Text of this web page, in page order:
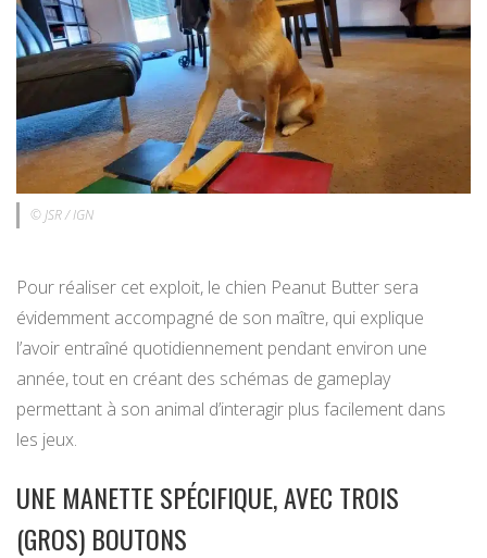
© JSR / IGN
Pour réaliser cet exploit, le chien Peanut Butter sera
évidemment accompagné de son maître, qui explique
l’avoir entraîné quotidiennement pendant environ une
année, tout en créant des schémas de gameplay
permettant à son animal d’interagir plus facilement dans
les jeux.
UNE MANETTE SPÉCIFIQUE, AVEC TROIS
(GROS) BOUTONS